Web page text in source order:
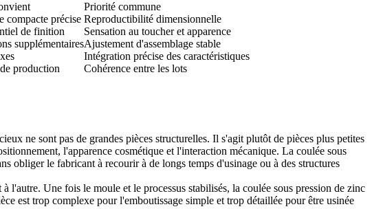
Priorité commune
compacte précise Reproductibilité dimensionnelle
de finition
Sensation au toucher et apparence
supplémentairesAjustement d'assemblage stable
Intégration précise des caractéristiques
production Cohérence entre les lots
ne sont pas de grandes pièces structurelles. Il s'agit plutôt de pièces plus petites
l'apparence cosmétique et l'interaction mécanique. La coulée sous
obliger le fabricant à recourir à de longs temps d'usinage ou à des structures
l'autre. Une fois le moule et le processus stabilisés, la coulée sous pression de zinc
est trop complexe pour l'emboutissage simple et trop détaillée pour être usinée